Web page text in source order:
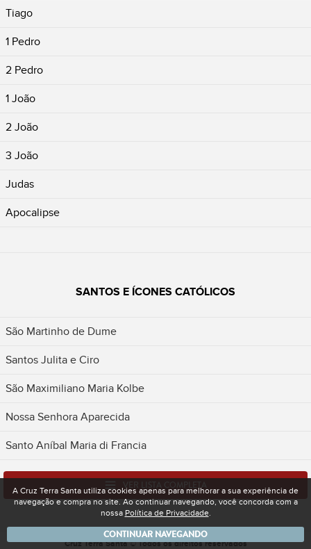
Tiago
1 Pedro
2 Pedro
1 João
2 João
3 João
Judas
Apocalipse
SANTOS E ÍCONES CATÓLICOS
São Martinho de Dume
Santos Julita e Ciro
São Maximiliano Maria Kolbe
Nossa Senhora Aparecida
Santo Aníbal Maria di Francia
VER LISTA COMPLETA
Cruz Terra Santa © Todos os direitos reservados
A Cruz Terra Santa utiliza cookies apenas para melhorar a sua experiência de
navegação e compra no site. Ao continuar navegando, você concorda com a
nossa Política de Privacidade.
CONTINUAR NAVEGANDO